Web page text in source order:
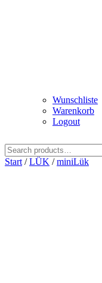
Wunschliste
Warenkorb
Logout
for:
Start /LÜK /miniLük